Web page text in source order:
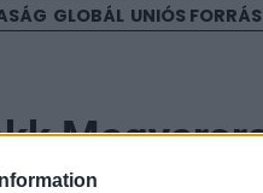
GLOBÁL UNIÓS